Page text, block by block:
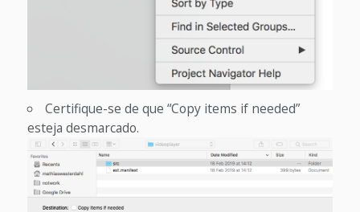
Certifique-se de que “Copy items if needed”
esteja desmarcado.